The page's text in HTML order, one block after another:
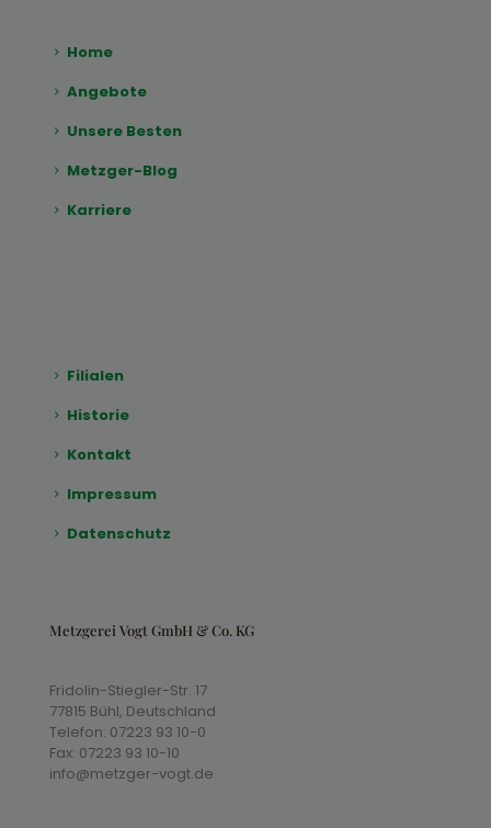
Home
Angebote
Unsere Besten
Metzger-Blog
Karriere
Filialen
Historie
Kontakt
Impressum
Datenschutz
Metzgerei Vogt GmbH & Co. KG
Fridolin-Stiegler-Str. 17
77815 Bühl, Deutschland
Telefon: 07223 93 10-0
Fax: 07223 93 10-10
info@metzger-vogt.de